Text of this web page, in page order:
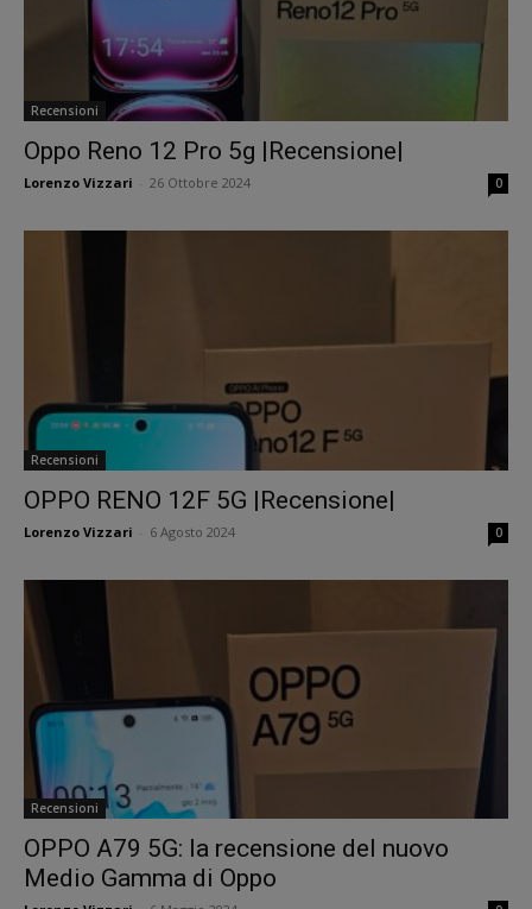
Recensioni
Oppo Reno 12 Pro 5g |Recensione|
Lorenzo Vizzari 26 Ottobre 2024 0
Recensioni
OPPO RENO 12F 5G |Recensione|
Lorenzo Vizzari 6 Agosto 2024 0
Recensioni
OPPO A79 5G: la recensione del nuovo
Medio Gamma di Oppo